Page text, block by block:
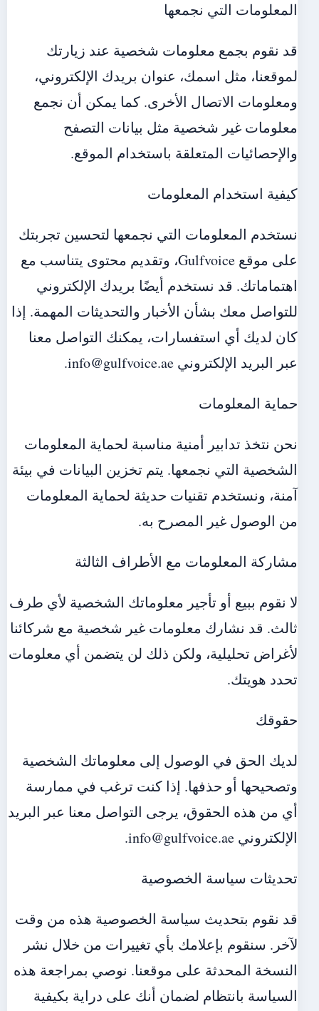
المعلومات التي نجمعها
قد نقوم بجمع معلومات شخصية عند زيارتك
لموقعنا، مثل اسمك، عنوان بريدك الإلكتروني،
ومعلومات الاتصال الأخرى. كما يمكن أن نجمع
معلومات غير شخصية مثل بيانات التصفح
والإحصائيات المتعلقة باستخدام الموقع.
كيفية استخدام المعلومات
نستخدم المعلومات التي نجمعها لتحسين تجربتك
على موقع Gulfvoice، وتقديم محتوى يتناسب مع
اهتماماتك. قد نستخدم أيضًا بريدك الإلكتروني
للتواصل معك بشأن الأخبار والتحديثات المهمة. إذا
كان لديك أي استفسارات، يمكنك التواصل معنا
عبر البريد الإلكتروني info@gulfvoice.ae.
حماية المعلومات
نحن نتخذ تدابير أمنية مناسبة لحماية المعلومات
الشخصية التي نجمعها. يتم تخزين البيانات في بيئة
آمنة، ونستخدم تقنيات حديثة لحماية المعلومات
من الوصول غير المصرح به.
مشاركة المعلومات مع الأطراف الثالثة
لا نقوم ببيع أو تأجير معلوماتك الشخصية لأي طرف
ثالث. قد نشارك معلومات غير شخصية مع شركائنا
لأغراض تحليلية، ولكن ذلك لن يتضمن أي معلومات
تحدد هويتك.
حقوقك
لديك الحق في الوصول إلى معلوماتك الشخصية
وتصحيحها أو حذفها. إذا كنت ترغب في ممارسة
أي من هذه الحقوق، يرجى التواصل معنا عبر البريد
الإلكتروني info@gulfvoice.ae.
تحديثات سياسة الخصوصية
قد نقوم بتحديث سياسة الخصوصية هذه من وقت
لآخر. سنقوم بإعلامك بأي تغييرات من خلال نشر
النسخة المحدثة على موقعنا. نوصي بمراجعة هذه
السياسة بانتظام لضمان أنك على دراية بكيفية